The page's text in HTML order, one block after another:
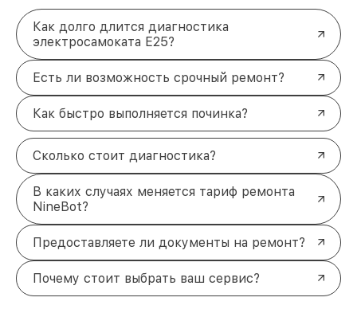
Как долго длится диагностика
электросамоката E25?
Есть ли возможность срочный ремонт?
Как быстро выполняется починка?
Сколько стоит диагностика?
В каких случаях меняется тариф ремонта
NineBot?
Предоставляете ли документы на ремонт?
Почему стоит выбрать ваш сервис?